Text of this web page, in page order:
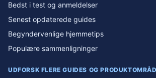
Bedst i test og anmeldelser
Senest opdaterede guides
Begyndervenlige hjemmetips
Populære sammenligninger
UDFORSK FLERE GUIDES OG